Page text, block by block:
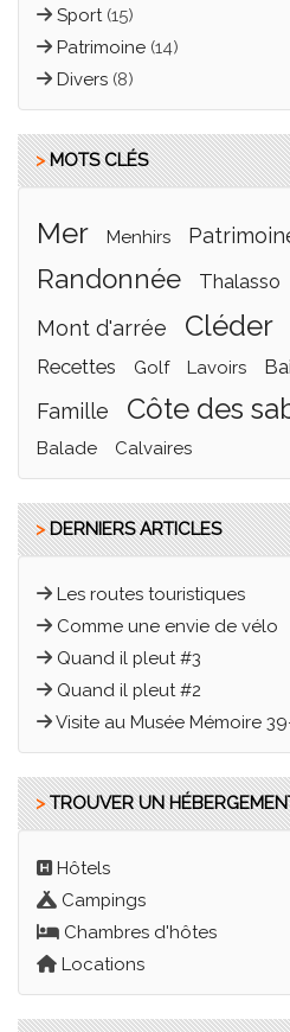
Sport(15)
Patrimoine(14)
Divers(8)
>MOTS CLÉS
mer menhirs
randonnée thalasso
mont d'arrée cléder
recettes golf lavoirs
famille côte des
balade
calvaires
>DERNIERS ARTICLES
Les routes touristiques
Comme une envie de vélo
Quand il pleut #3
Quand il pleut #2
Visite au Musée Mémoire
>TROUVER UN
Hôtels
Campings
Chambres d'hôtes
Locations